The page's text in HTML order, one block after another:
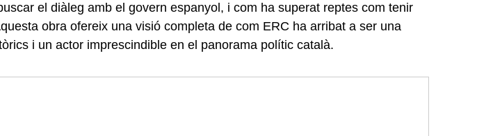
el diàleg amb el govern espanyol, i com ha superat reptes com tenir
obra ofereix una visió completa de com ERC ha arribat a ser una
i un actor imprescindible en el panorama polític català.